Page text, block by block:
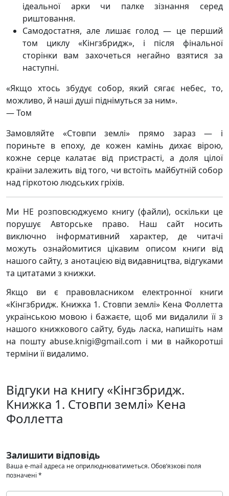
ідеальної арки чи палке зізнання серед
риштовання.
Самодостатня, але лишає голод — це перший
том циклу «Кінгзбридж», і після фінальної
сторінки вам захочеться негайно взятися за
наступні.
«Якщо хтось збудує собор, який сягає небес, то,
можливо, й наші душі піднімуться за ним».
— Том
Замовляйте «Стовпи землі» прямо зараз — і
пориньте в епоху, де кожен камінь дихає вірою,
кожне серце калатає від пристрасті, а доля цілої
країни залежить від того, чи встоїть майбутній собор
над гіркотою людських гріхів.
Ми НЕ розповсюджуємо книгу (файли), оскільки це
порушує Авторське право. Наш сайт носить
виключно інформативний характер, де читачі
можуть ознайомитися цікавим описом книги від
нашого сайту, з анотацією від видавництва, відгуками
та цитатами з книжки.
Якщо ви є правовласником електронної книги
«Кінгзбридж. Книжка 1. Стовпи землі» Кена Фоллетта
українською мовою і бажаєте, щоб ми видалили її з
нашого книжкового сайту, будь ласка, напишіть нам
на пошту abuse.knigi@gmail.com і ми в найкоротші
терміни її видалимо.
Відгуки на книгу «Кінгзбридж.
Книжка 1. Стовпи землі» Кена
Фоллетта
Залишити відповідь
Ваша e-mail адреса не оприлюднюватиметься.Обов’язкові поля
позначені *